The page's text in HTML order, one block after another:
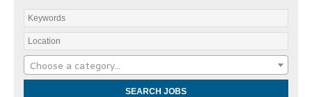
Choose a category…